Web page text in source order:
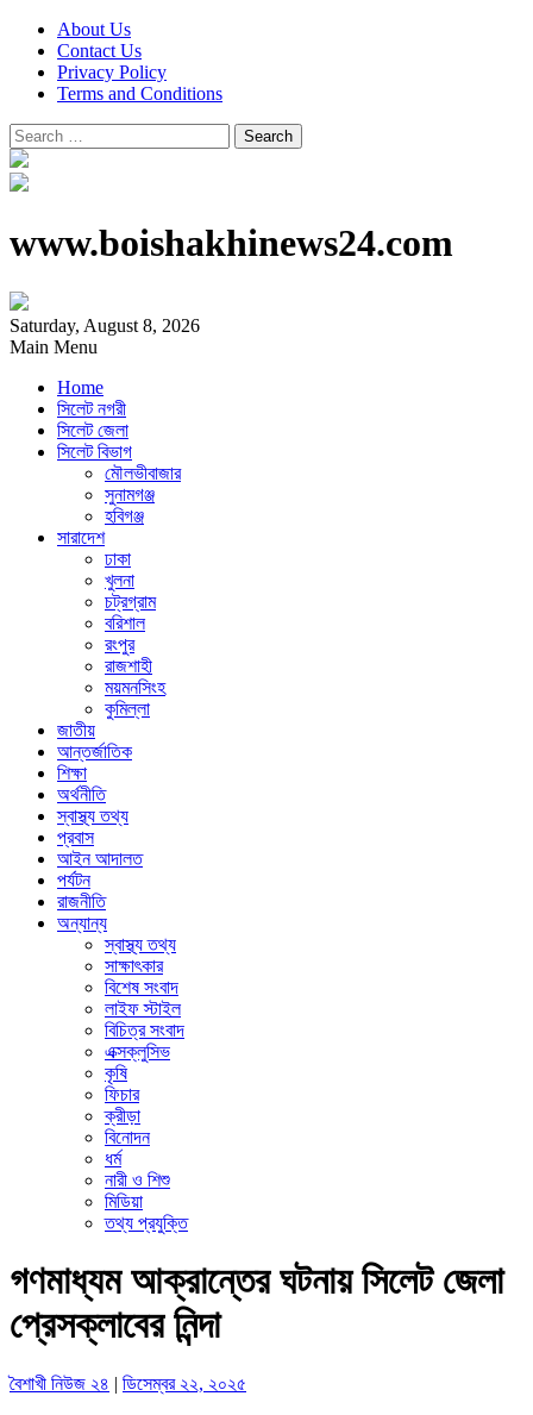
About Us
Contact Us
Privacy Policy
Terms and Conditions
Search
for:
www.boishakhinews24.com
Saturday, August 8, 2026
Main Menu
Home
সিলেট নগরী
সিলেট জেলা
সিলেট বিভাগ
মৌলভীবাজার
সুনামগঞ্জ
হবিগঞ্জ
সারাদেশ
ঢাকা
খুলনা
চট্রগ্রাম
বরিশাল
রংপুর
রাজশাহী
ময়মনসিংহ
কুমিল্লা
জাতীয়
আন্তর্জাতিক
শিক্ষা
অর্থনীতি
স্বাস্থ্য তথ্য
প্রবাস
আইন আদালত
পর্যটন
রাজনীতি
অন্যান্য
স্বাস্থ্য তথ্য
সাক্ষাৎকার
বিশেষ সংবাদ
লাইফ স্টাইল
বিচিত্র সংবাদ
এক্সক্লুসিভ
কৃষি
ফিচার
ক্রীড়া
বিনোদন
ধর্ম
নারী ও শিশু
মিডিয়া
তথ্য প্রযুক্তি
গণমাধ্যম আক্রান্তের ঘটনায় সিলেট জেলা
প্রেসক্লাবের নিন্দা
বৈশাখী নিউজ ২৪ | ডিসেম্বর ২২, ২০২৫